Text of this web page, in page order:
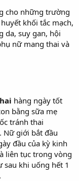
cho những trường
khối tắc mạch,
da, suy gan, hội
nữ mang thai và
hàng ngày tốt
bằng sữa mẹ
tránh thai
Nữ giới bắt đầu
đầu của kỳ kinh
liên tục trong vòng
sau khi uống hết 1